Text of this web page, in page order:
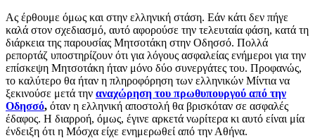
Ας έρθουμε όμως και στην ελληνική στάση. Εάν κάτι δεν πήγε
καλά στον σχεδιασμό, αυτό αφορούσε την τελευταία φάση, κατά τη
διάρκεια της παρουσίας Μητσοτάκη στην Οδησσό. Πολλά
ρεπορτάζ υποστηρίζουν ότι για λόγους ασφαλείας ενήμεροι για την
επίσκεψη Μητσοτάκη ήταν μόνο δύο συνεργάτες του. Προφανώς,
το καλύτερο θα ήταν η πληροφόρηση των ελληνικών Μίντια να
ξεκινούσε μετά την αναχώρηση του πρωθυπουργού από την
Οδησσό, όταν η ελληνική αποστολή θα βρισκόταν σε ασφαλές
έδαφος. Η διαρροή, όμως, έγινε αρκετά νωρίτερα κι αυτό είναι μία
ένδειξη ότι η Μόσχα είχε ενημερωθεί από την Αθήνα.